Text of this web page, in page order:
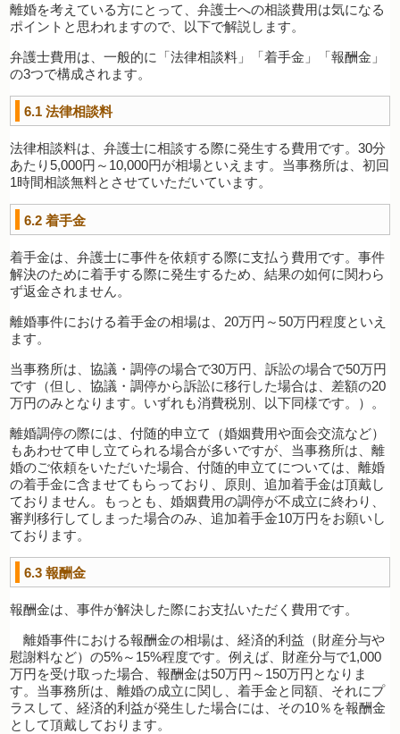
離婚を考えている方にとって、弁護士への相談費用は気になる
ポイントと思われますので、以下で解説します。
弁護士費用は、一般的に「法律相談料」「着手金」「報酬金」
の3つで構成されます。
6.1法律相談料
法律相談料は、弁護士に相談する際に発生する費用です。30分
あたり5,000円～10,000円が相場といえます。当事務所は、初回
1時間相談無料とさせていただいています。
6.2着手金
着手金は、弁護士に事件を依頼する際に支払う費用です。事件
解決のために着手する際に発生するため、結果の如何に関わら
ず返金されません。
離婚事件における着手金の相場は、20万円～50万円程度といえ
ます。
当事務所は、協議・調停の場合で30万円、訴訟の場合で50万円
です（但し、協議・調停から訴訟に移行した場合は、差額の20
万円のみとなります。いずれも消費税別、以下同様です。）。
離婚調停の際には、付随的申立て（婚姻費用や面会交流など）
もあわせて申し立てられる場合が多いですが、当事務所は、離
婚のご依頼をいただいた場合、付随的申立てについては、離婚
の着手金に含ませてもらっており、原則、追加着手金は頂戴し
ておりません。もっとも、婚姻費用の調停が不成立に終わり、
審判移行してしまった場合のみ、追加着手金10万円をお願いし
ております。
6.3報酬金
報酬金は、事件が解決した際にお支払いただく費用です。
離婚事件における報酬金の相場は、経済的利益（財産分与や
慰謝料など）の5%～15%程度です。例えば、財産分与で1,000
万円を受け取った場合、報酬金は50万円～150万円となりま
す。当事務所は、離婚の成立に関し、着手金と同額、それにプ
ラスして、経済的利益が発生した場合には、その10％を報酬金
として頂戴しております。